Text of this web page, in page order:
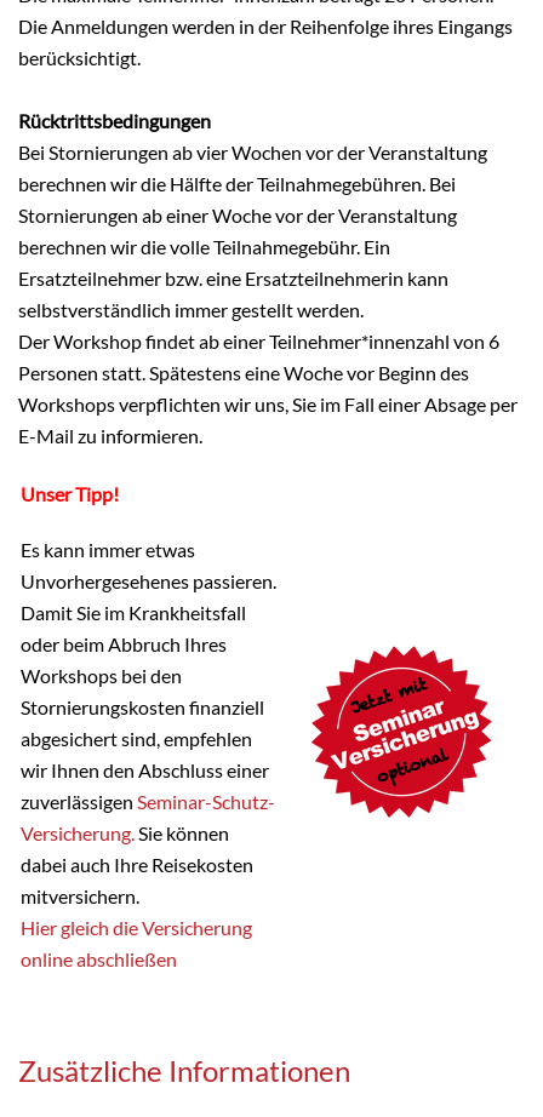
Die Anmeldungen werden in der Reihenfolge ihres Eingangs
berücksichtigt.
Rücktrittsbedingungen
Bei Stornierungen ab vier Wochen vor der Veranstaltung
berechnen wir die Hälfte der Teilnahmegebühren. Bei
Stornierungen ab einer Woche vor der Veranstaltung
berechnen wir die volle Teilnahmegebühr. Ein
Ersatzteilnehmer bzw. eine Ersatzteilnehmerin kann
selbstverständlich immer gestellt werden.
Der Workshop findet ab einer Teilnehmer*innenzahl von 6
Personen statt. Spätestens eine Woche vor Beginn des
Workshops verpflichten wir uns, Sie im Fall einer Absage per
E-Mail zu informieren.
Unser Tipp!
Es kann immer etwas
Unvorhergesehenes passieren.
Damit Sie im Krankheitsfall
oder beim Abbruch Ihres
Workshops bei den
Stornierungskosten finanziell
abgesichert sind, empfehlen
wir Ihnen den Abschluss einer
zuverlässigen Seminar-Schutz-
Versicherung. Sie können
dabei auch Ihre Reisekosten
mitversichern.
Hier gleich die Versicherung
online abschließen
Zusätzliche Informationen